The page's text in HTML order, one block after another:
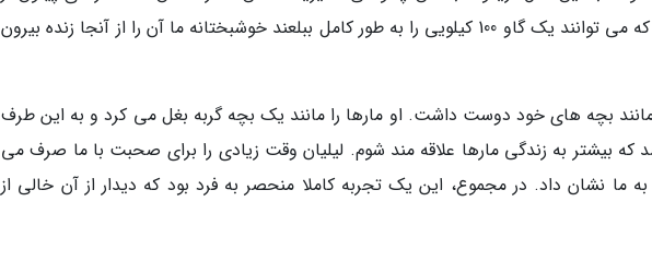
جمله حیواناتی به شمار می‌روند که می توانند یک گاو 100 کیلویی را به طور کامل ببلعند خوشبختانه ما آن را از آنجا زنده بیرون
مانند بچه های خود دوست داشت. او مارها را مانند یک بچه گربه بغل می کرد و به این طرف
بیشتر به زندگی مارها علاقه مند شوم. لیلیان وقت زیادی را برای صحبت با ما صرف می
ما نشان داد. در مجموع، این یک تجربه کاملا منحصر به فرد بود که دیدار از آن خالی از